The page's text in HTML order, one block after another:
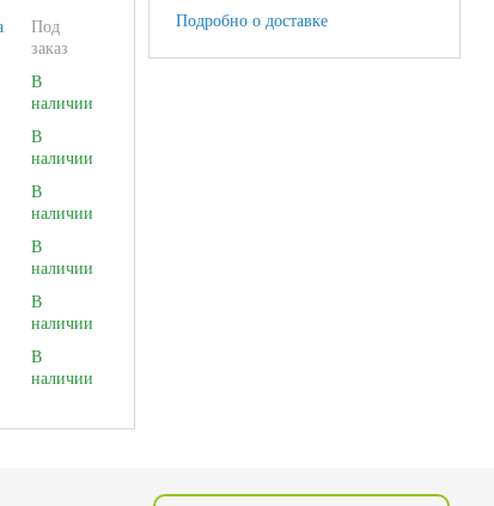
Под
заказ
В
наличии
В
наличии
В
наличии
В
наличии
В
наличии
В
наличии
Подробно о доставке